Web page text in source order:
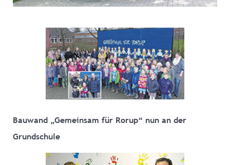
Bauwand „Gemeinsam für Rorup“ nun an der
Grundschule